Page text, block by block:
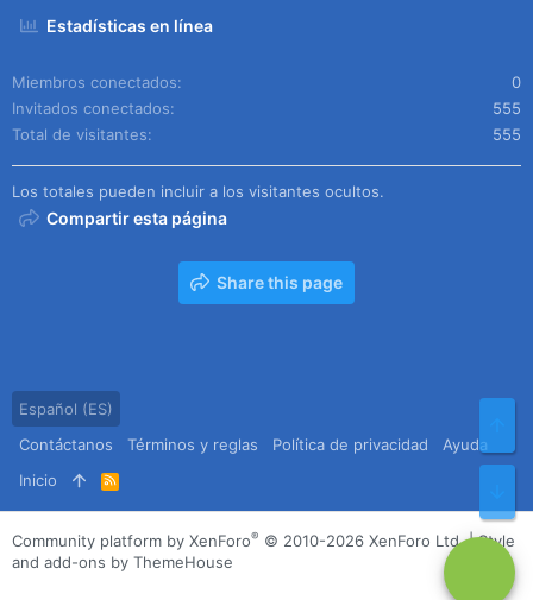
Estadísticas en línea
Miembros conectados
0
Invitados conectados
555
Total de visitantes
555
Los totales pueden incluir a los visitantes ocultos.
Compartir esta página
Share this page
Español (ES)
Contáctanos
Términos y reglas Política de privacidad
Ayuda
Inicio
R
S
S
Community platform by XenForo® © 2010-2026 XenForo Ltd. |Style
and add-ons by ThemeHouse